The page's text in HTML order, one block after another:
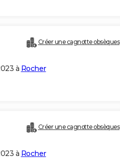
Créer une cagnotte obsèques
à Rocher
Créer une cagnotte obsèques
à Rocher